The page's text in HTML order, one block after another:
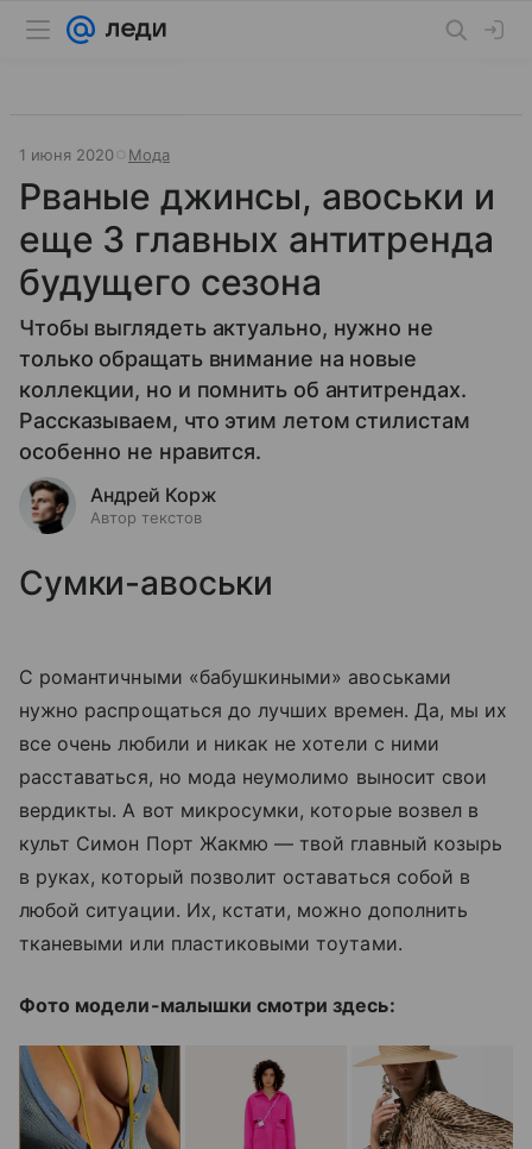
1 июня 2020 Мода
Рваные джинсы, авоськи и
еще 3 главных антитренда
будущего сезона
Чтобы выглядеть актуально, нужно не
только обращать внимание на новые
коллекции, но и помнить об антитрендах.
Рассказываем, что этим летом стилистам
особенно не нравится.
Андрей Корж
Автор текстов
Сумки-авоськи
С романтичными «бабушкиными» авоськами
нужно распрощаться до лучших времен. Да, мы их
все очень любили и никак не хотели с ними
расставаться, но мода неумолимо выносит свои
вердикты. А вот микросумки, которые возвел в
культ Симон Порт Жакмю — твой главный козырь
в руках, который позволит оставаться собой в
любой ситуации. Их, кстати, можно дополнить
тканевыми или пластиковыми тоутами.
Фото модели-малышки смотри здесь: